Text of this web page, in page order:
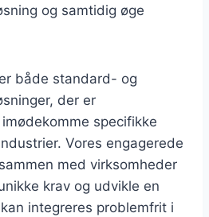
og samtidig øge
både standard- og
der er
specifikke
Vores engagerede
med virksomheder
krav og udvikle en
integreres problemfrit i